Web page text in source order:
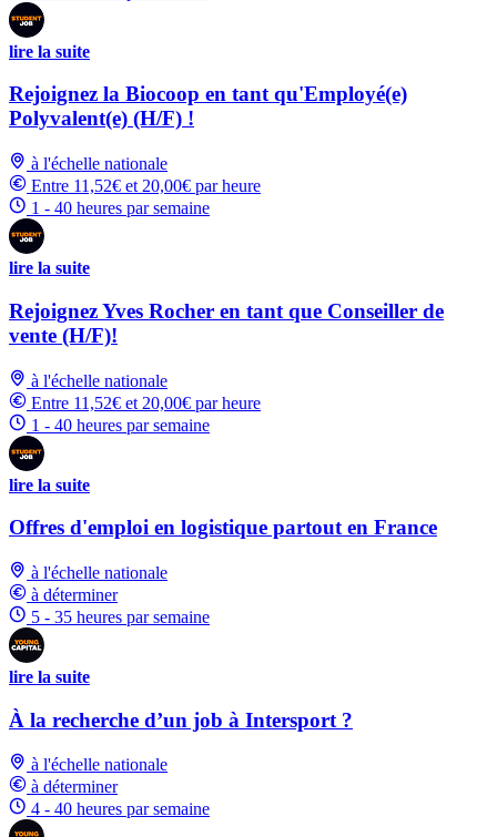
lire la suite
Rejoignez la Biocoop en tant qu'Employé(e)
Polyvalent(e) (H/F) !
à l'échelle nationale
Entre 11,52€ et 20,00€ par heure
1 - 40 heures par semaine
lire la suite
Rejoignez Yves Rocher en tant que Conseiller de
vente (H/F)!
à l'échelle nationale
Entre 11,52€ et 20,00€ par heure
1 - 40 heures par semaine
lire la suite
Offres d'emploi en logistique partout en France
à l'échelle nationale
à déterminer
5 - 35 heures par semaine
lire la suite
À la recherche d’un job à Intersport ?
à l'échelle nationale
à déterminer
4 - 40 heures par semaine